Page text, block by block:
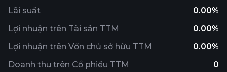
Lãi suất
0.00%
Lợi nhuận trên Tài sản TTM
0.00%
Lợi nhuận trên Vốn chủ sở hữu TTM
0.00%
Doanh thu trên Cổ phiếu TTM
0